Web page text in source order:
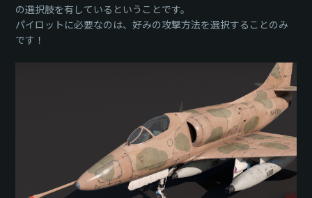
の選択肢を有しているということです。
パイロットに必要なのは、好みの攻撃方法を選択することのみ
です！